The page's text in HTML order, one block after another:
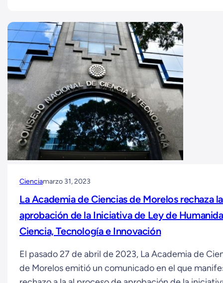
predecir las tendencias emergentes en…
Cienciamarzo 31, 2023
La Academia de Ciencias de Morelos rechaza la
aprobación de la Iniciativa de Ley de
Ciencia, Tecnología e Innovación
El pasado 27 de abril de 2023, La Academia de
de Morelos emitió un comunicado en el que